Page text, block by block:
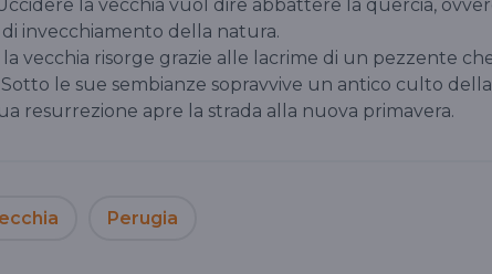
la vecchia vuol dire abbattere la quercia,
invecchiamento della natura.
vecchia risorge grazie alle lacrime di un pezzente
le sue sembianze sopravvive un antico culto della
resurrezione apre la strada alla nuova primavera.
Perugia